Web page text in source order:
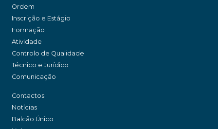
Ordem
Inscrição e Estágio
Formação
Atividade
Controlo de Qualidade
Técnico e Jurídico
Comunicação
Contactos
Notícias
Balcão Único